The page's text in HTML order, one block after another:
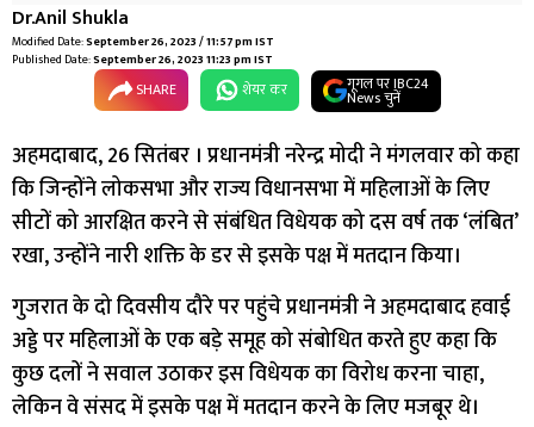
Dr.Anil Shukla
Modified Date:September 26, 2023 / 11:57 pm IST
Published Date:September 26, 2023 11:23 pm IST
SHARE शेयर कर गूगल पर IBC24
News चुनें
अहमदाबाद, 26 सितंबर । प्रधानमंत्री नरेन्द्र मोदी ने मंगलवार को कहा
कि जिन्होंने लोकसभा और राज्य विधानसभा में महिलाओं के लिए
सीटों को आरक्षित करने से संबंधित विधेयक को दस वर्ष तक ‘लंबित’
रखा, उन्होंने नारी शक्ति के डर से इसके पक्ष में मतदान किया।
गुजरात के दो दिवसीय दौरे पर पहुंचे प्रधानमंत्री ने अहमदाबाद हवाई
अड्डे पर महिलाओं के एक बड़े समूह को संबोधित करते हुए कहा कि
कुछ दलों ने सवाल उठाकर इस विधेयक का विरोध करना चाहा,
लेकिन वे संसद में इसके पक्ष में मतदान करने के लिए मजबूर थे।